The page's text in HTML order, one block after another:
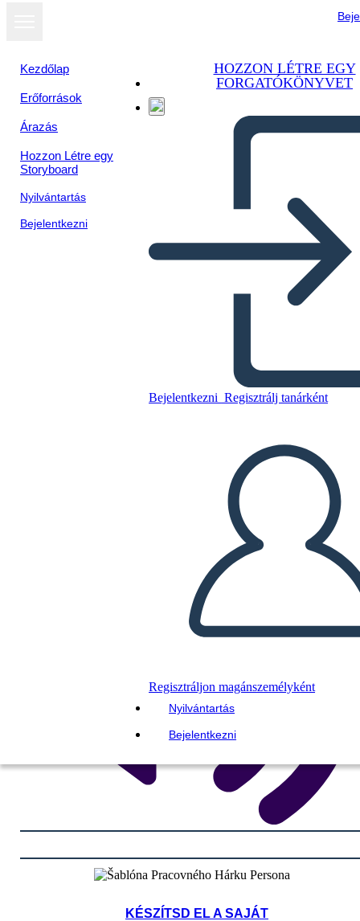
Kezdőlap
Erőforrások
Árazás
Hozzon Létre egy
Storyboard
Nyilvántartás
Bejelentkezni
HOZZON LÉTRE EGY
FORGATÓKÖNYVET
Bejelentkezni Regisztrálj tanárként
Regisztráljon magánszemélyként
Nyilvántartás
Bejelentkezni
DIAVETÍTÉS LEJÁTSZÁSA
OLVASS NEKEM
KÉSZÍTSD EL A SAJÁT